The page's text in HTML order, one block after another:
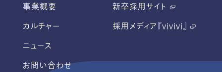
事業概要
カルチャー
ニュース
お問い合わせ
新卒採用サイト
採用メディア『vivivi』